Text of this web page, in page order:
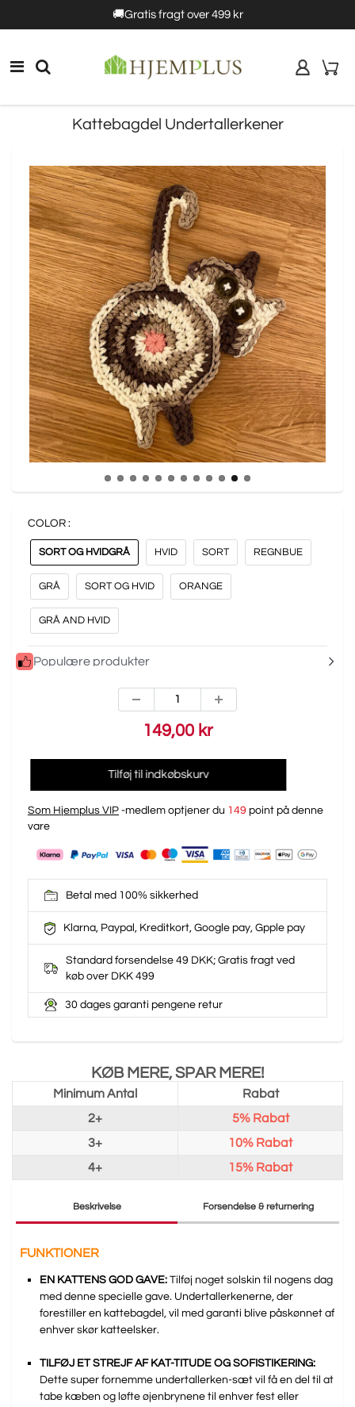
10% rabat
🚚Gratis fragt over 499 kr
Kattebagdel Undertallerkener
COLOR :
SORT OG HVIDGRÅ HVID SORT REGNBUE
GRÅ SORT OG HVID ORANGE
GRÅ AND HVID
Populære produkter
149,00 kr
Tilføj til indkøbskurv
Som Hjemplus VIP -medlem optjener du 149 point på denne
vare
Betal med 100% sikkerhed
Klarna, Paypal, Kreditkort, Google pay, Gpple pay
Standard forsendelse 49 DKK; Gratis fragt ved
køb over DKK 499
30 dages garanti pengene retur
KØB MERE, SPAR MERE!
Minimum Antal
Rabat
2+
5% Rabat
3+
10% Rabat
4+
15% Rabat
Beskrivelse Forsendelse & returnering
FUNKTIONER
EN KATTENS GOD GAVE: Tilføj noget solskin til nogens dag
med denne specielle gave. Undertallerkenerne, der
forestiller en kattebagdel, vil med garanti blive påskønnet af
enhver skør katteelsker.
TILFØJ ET STREJF AF KAT-TITUDE OG SOFISTIKERING:
Dette super fornemme undertallerken-sæt vil få en del til at
tabe kæben og løfte øjenbrynene til enhver fest eller